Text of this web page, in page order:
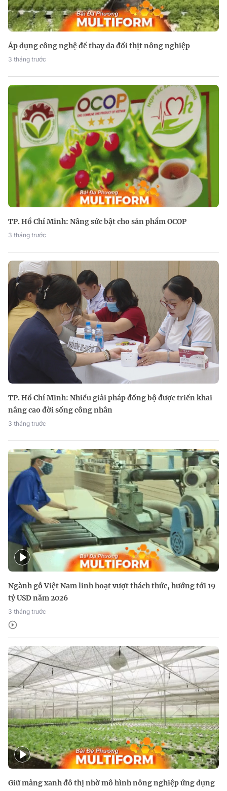
Áp dụng công nghệ để thay da đổi thịt nông nghiệp
3 tháng trước
TP. Hồ Chí Minh: Nâng sức bật cho sản phẩm OCOP
3 tháng trước
TP. Hồ Chí Minh: Nhiều giải pháp đồng bộ được triển khai
nâng cao đời sống công nhân
3 tháng trước
Ngành gỗ Việt Nam linh hoạt vượt thách thức, hướng tới 19
tỷ USD năm 2026
3 tháng trước
Giữ mảng xanh đô thị nhờ mô hình nông nghiệp ứng dụng